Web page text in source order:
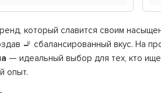
который славится своим
🚬 сбалансированный вкус. На
— идеальный выбор для тех, кто
опыт.